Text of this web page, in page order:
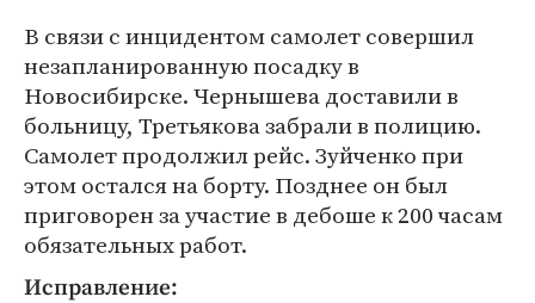
В связи с инцидентом самолет совершил
незапланированную посадку в
Новосибирске. Чернышева доставили в
больницу, Третьякова забрали в полицию.
Самолет продолжил рейс. Зуйченко при
этом остался на борту. Позднее он был
приговорен за участие в дебоше к 200 часам
обязательных работ.
Исправление: